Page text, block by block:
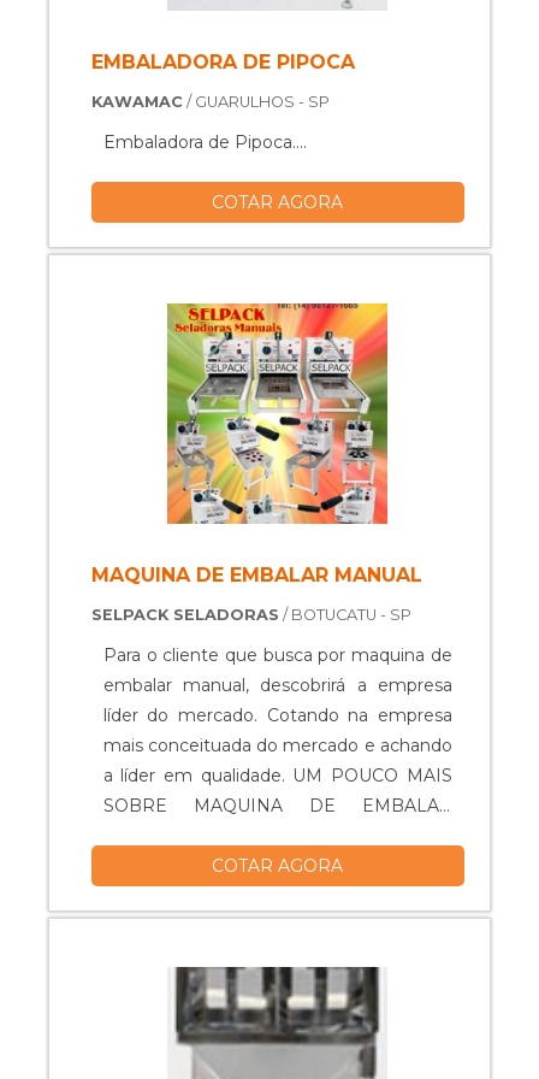
EMBALADORA DE PIPOCA
KAWAMAC/ GUARULHOS - SP
Embaladora de Pipoca....
COTAR AGORA
MAQUINA DE EMBALAR MANUAL
SELPACK SELADORAS / BOTUCATU - SP
Para o cliente que busca por maquina de
embalar manual, descobrirá a empresa
líder do mercado. Cotando na empresa
mais conceituada do mercado e achando
a líder em qualidade. UM POUCO MAIS
SOBRE MAQUINA DE EMBALAR
embalar manual em uma empresa
A empresa tem em seu escopo seladora
3 tamanhos e seladora para cápsulas de
café com gabarito de 8 cavidades,
oferecendo o que há de melhor no
COTAR AGORA